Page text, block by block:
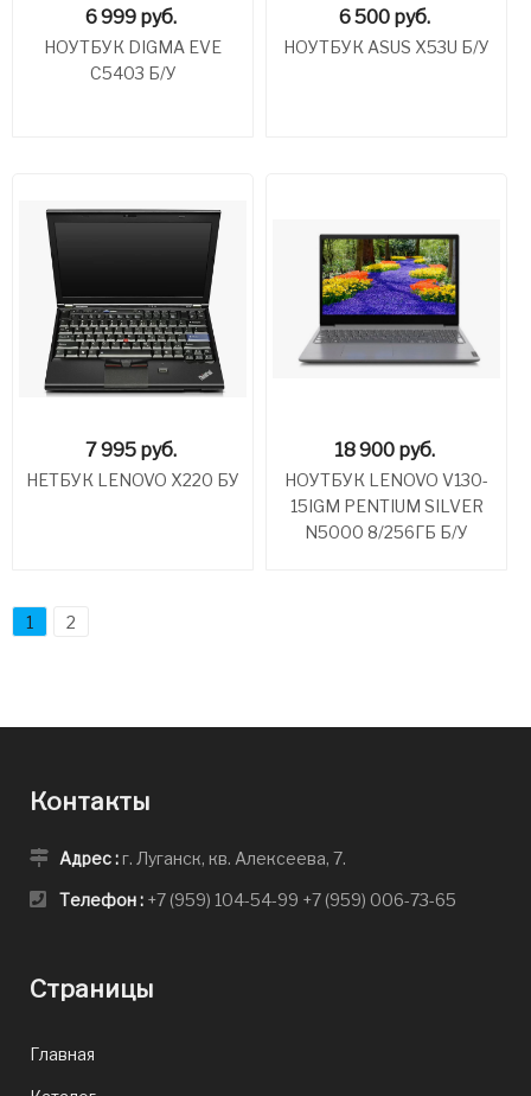
6 999 руб.
НОУТБУК DIGMA EVE
C5403 Б/У
6 500 руб.
НОУТБУК ASUS X53U Б/У
7 995 руб.
НЕТБУК LENOVO X220 БУ
18 900 руб.
НОУТБУК LENOVO V130-
15IGM PENTIUM SILVER
N5000 8/256ГБ Б/У
1 2
Контакты
Адрес :г. Луганск, кв. Алексеева, 7.
Телефон : +7 (959) 104-54-99 +7 (959) 006-73-65
Страницы
Главная